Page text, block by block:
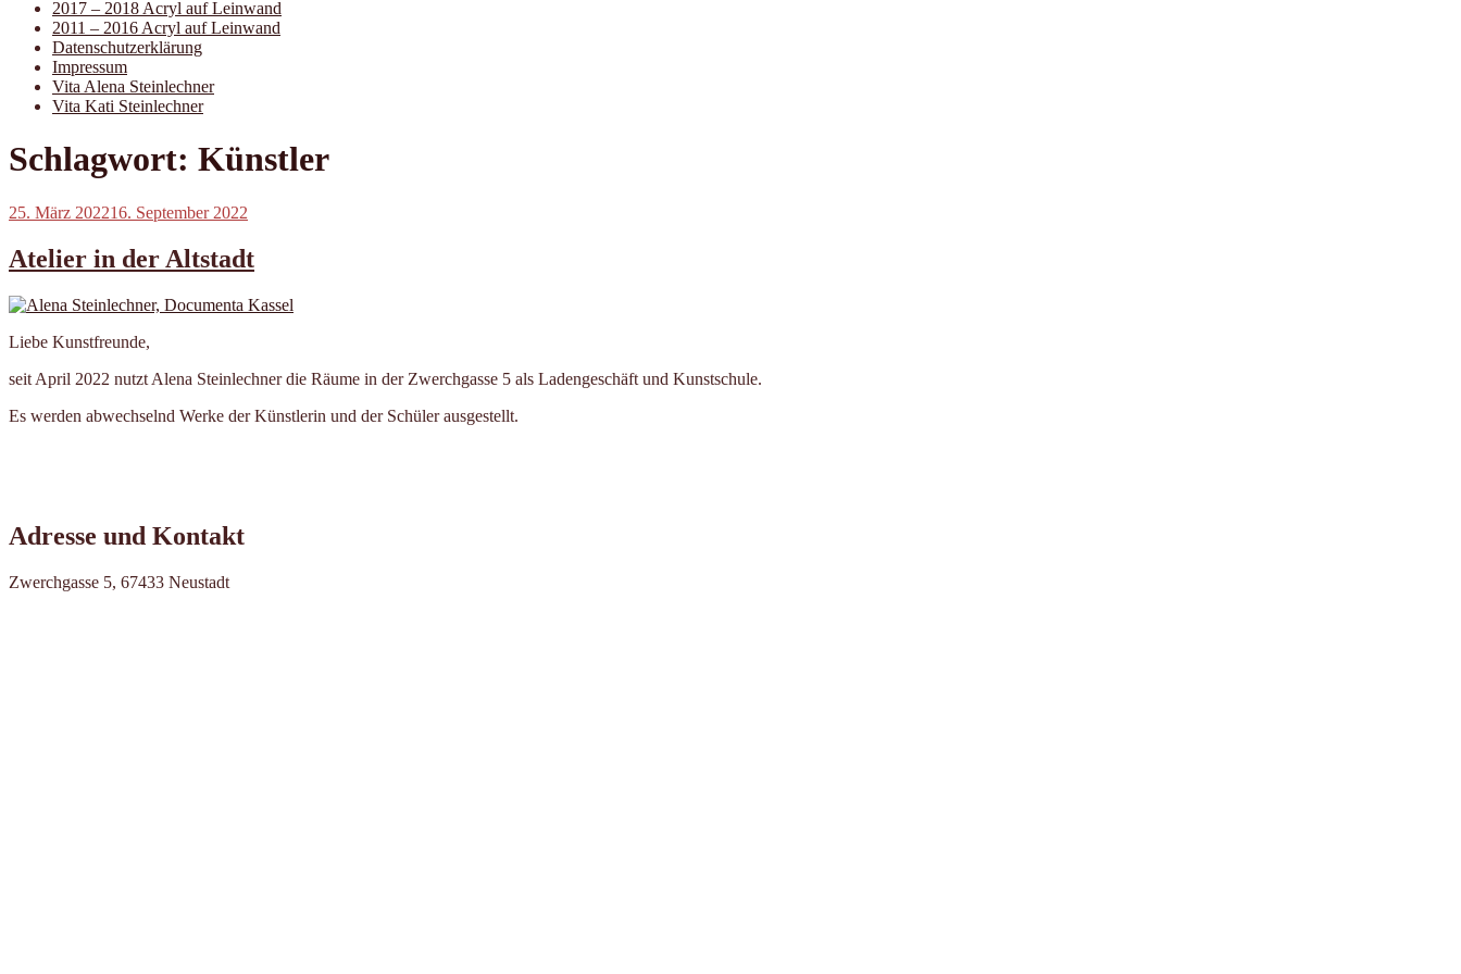
2017 – 2018 Acryl auf Leinwand
2011 – 2016 Acryl auf Leinwand
Datenschutzerklärung
Impressum
Vita Alena Steinlechner
Vita Kati Steinlechner
Schlagwort: Künstler
Veröffentlicht
25. März 202216. September 2022
Atelier in der Altstadt
Liebe Kunstfreunde,
seit April 2022 nutzt Alena Steinlechner die Räume in der Zwerchgasse 5 als Ladengeschäft und Kunstschule.
Es werden abwechselnd Werke der Künstlerin und der Schüler ausgestellt.
Adresse und Kontakt
Zwerchgasse 5, 67433 Neustadt